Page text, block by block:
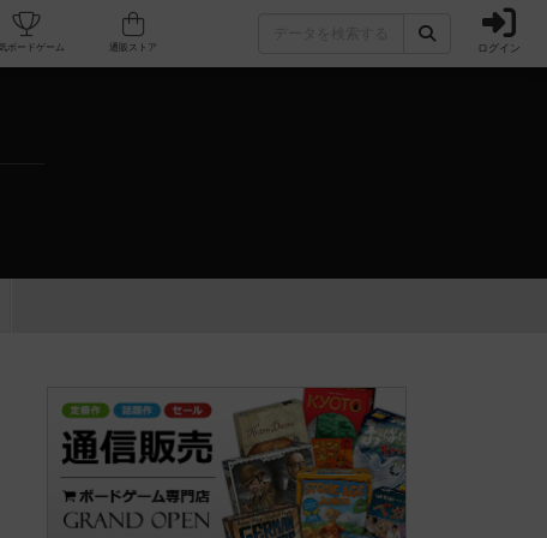
カフェ/店舗 人気ボードゲーム ログイン